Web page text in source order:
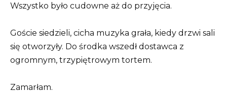
Wszystko było cudowne aż do przyjęcia.
Goście siedzieli, cicha muzyka grała, kiedy drzwi sali
się otworzyły. Do środka wszedł dostawca z
ogromnym, trzypiętrowym tortem.
Zamarłam.